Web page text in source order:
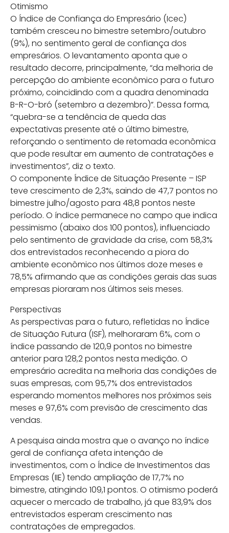
Otimismo
O Índice de Confiança do Empresário (Icec)
também cresceu no bimestre setembro/outubro
(9%), no sentimento geral de confiança dos
empresários. O levantamento aponta que o
resultado decorre, principalmente, “da melhoria de
percepção do ambiente econômico para o futuro
próximo, coincidindo com a quadra denominada
B-R-O-bró (setembro a dezembro)”. Dessa forma,
“quebra-se a tendência de queda das
expectativas presente até o último bimestre,
reforçando o sentimento de retomada econômica
que pode resultar em aumento de contratações e
investimentos”, diz o texto.
O componente Índice de Situação Presente – ISP
teve crescimento de 2,3%, saindo de 47,7 pontos no
bimestre julho/agosto para 48,8 pontos neste
período. O índice permanece no campo que indica
pessimismo (abaixo dos 100 pontos), influenciado
pelo sentimento de gravidade da crise, com 58,3%
dos entrevistados reconhecendo a piora do
ambiente econômico nos últimos doze meses e
78,5% afirmando que as condições gerais das suas
empresas pioraram nos últimos seis meses.
Perspectivas
As perspectivas para o futuro, refletidas no Índice
de Situação Futura (ISF), melhoraram 6%, com o
índice passando de 120,9 pontos no bimestre
anterior para 128,2 pontos nesta medição. O
empresário acredita na melhoria das condições de
suas empresas, com 95,7% dos entrevistados
esperando momentos melhores nos próximos seis
meses e 97,6% com previsão de crescimento das
vendas.
A pesquisa ainda mostra que o avanço no índice
geral de confiança afeta intenção de
investimentos, com o Índice de Investimentos das
Empresas (IIE) tendo ampliação de 17,7% no
bimestre, atingindo 109,1 pontos. O otimismo poderá
aquecer o mercado de trabalho, já que 83,9% dos
entrevistados esperam crescimento nas
contratações de empregados.